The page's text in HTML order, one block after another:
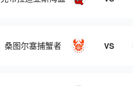
桑图尔塞捕蟹者 VS